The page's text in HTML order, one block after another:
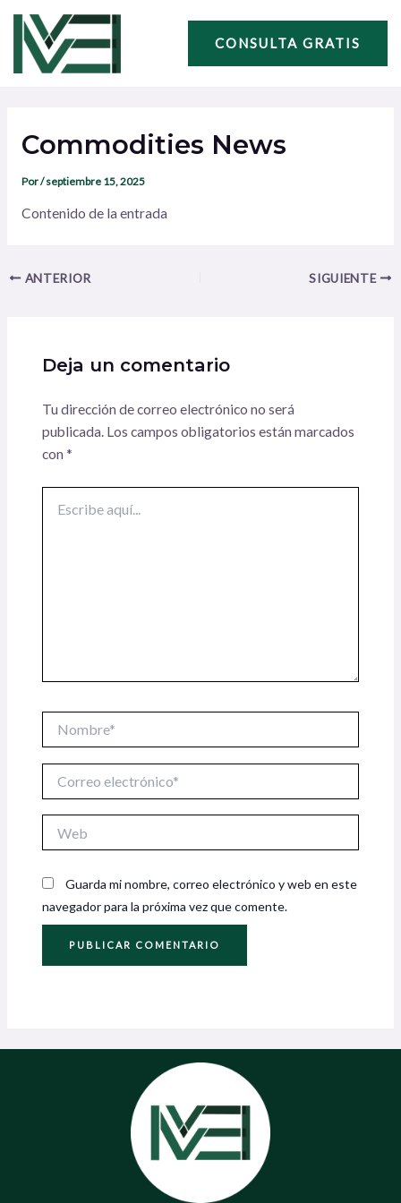
contenido
CONSULTA GRATIS
Commodities News
Por/septiembre 15, 2025
Contenido de la entrada
entradas
ANTERIOR SIGUIENTE
Deja un comentario
Tu dirección de correo electrónico no será
publicada. Los campos obligatorios están marcados
con *
aquí...
electrónico*
Guarda mi nombre, correo electrónico y web en este
navegador para la próxima vez que comente.